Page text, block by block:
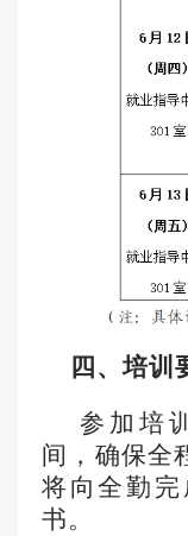
四、培训
参加培
间，确保全
将向全勤
书。